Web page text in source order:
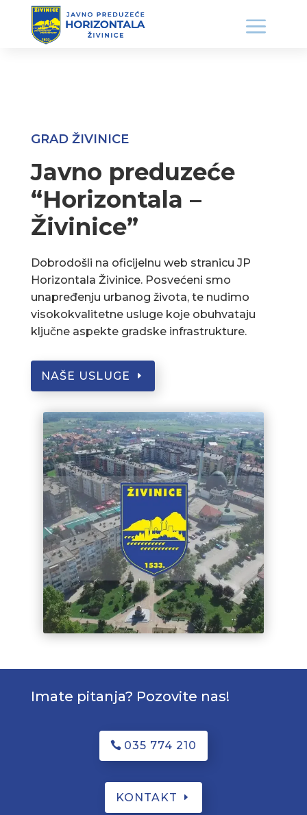
GRAD ŽIVINICE
Javno preduzeće
“Horizontala –
Živinice”
Dobrodošli na oficijelnu web stranicu JP
Horizontala Živinice. Posvećeni smo
unapređenju urbanog života, te nudimo
visokokvalitetne usluge koje obuhvataju
ključne aspekte gradske infrastrukture.
NAŠE USLUGE
Imate pitanja? Pozovite nas!
035 774 210
KONTAKT